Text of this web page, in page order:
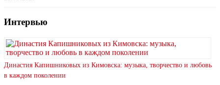
Интервью
Династия Капишниковых из Кимовска: музыка, творчество и любовь
в каждом поколении